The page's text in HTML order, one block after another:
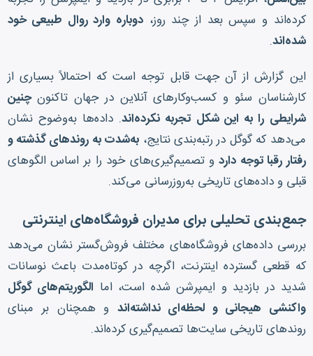
کرده‌اند و سپس بعد از چند روز، دوباره وارد روال طبیعی خود
شده‌اند.
این گزارش از آن جهت قابل توجه است که احتمالاً بسیاری از
کارشناسان سئو و کسب‌وکارهای آنلاین در جهان تاکنونچنین
شرایطی را به این شکل تجربه نکرده‌اند. داده‌ها به‌وضوح نشان
می‌دهد که گوگل در رتبه‌بندی نتایج، به‌شدت به روندهای گذشته و
رفتار رقبا توجه داردو تصمیم‌گیری‌های خود را بر اساس الگوهای
قبلی و داده‌های تاریخی به‌روزرسانی می‌کند.
جمع‌بندی تحلیلی برای مدیران فروشگاه‌های اینترنتی
بررسی داده‌های فروشگاه‌های مختلف فروش‌گستر نشان می‌دهد
که قطعی گسترده اینترنت، اگرچه در کوتاه‌مدت باعث نوسانات
شدید در بازدید و ایمپرشن شده است، اما الگوریتم‌های گوگل
واکنشی هیجانی و لحظه‌ای نداشته‌اند و همچنان بر مبنای
روندهای تاریخی سایت‌ها تصمیم‌گیری کرده‌اند.